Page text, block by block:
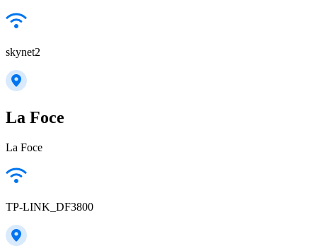
skynet2
La Foce
La Foce
TP-LINK_DF3800